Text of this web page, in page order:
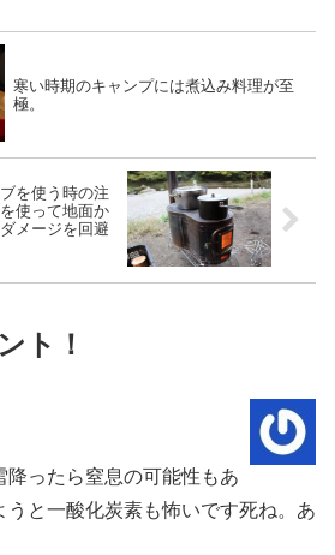
寒い時期のキャンプには煮込み料理が至
極。
を使う時の注
使って地面か
メージを回避
ト！
降ったら窒息の可能性もあ
うと一酸化炭素も怖いです死ね。あ